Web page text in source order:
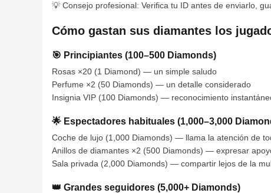
💡 Consejo profesional: Verifica tu ID antes de enviarlo,
Cómo gastan sus diamantes los
🎯 Principiantes (100–500 Diamonds)
Rosas ×20 (1 Diamond) — un simple saludo
Perfume ×2 (50 Diamonds) — un detalle considerado
Insignia VIP (100 Diamonds) — reconocimiento
🌟 Espectadores habituales (1,000–3,000
Coche de lujo (1,000 Diamonds) — llama la atención de
Anillos de diamantes ×2 (500 Diamonds) — expresar
Sala privada (2,000 Diamonds) — compartir lejos de la
👑 Grandes seguidores (5,000+ Diamonds)